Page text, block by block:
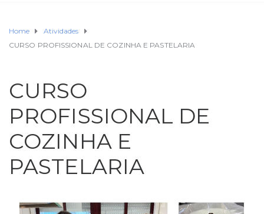
Home
Atividades
CURSO PROFISSIONAL DE COZINHA E PASTELARIA
CURSO
PROFISSIONAL DE
COZINHA E
PASTELARIA